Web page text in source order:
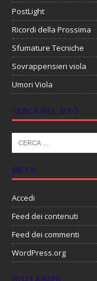
PostLight
Ricordi della Prossima
Sfumature Tecniche
Sovrappensieri viola
Umori Viola
CERCA NEL SITO
META
Accedi
Feed dei contenuti
Feed dei commenti
WordPress.org